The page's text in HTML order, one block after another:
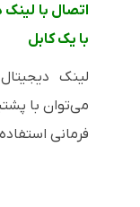
اتصال با لینک
با یک کابل
لینک
می‌توان با
فرمانی